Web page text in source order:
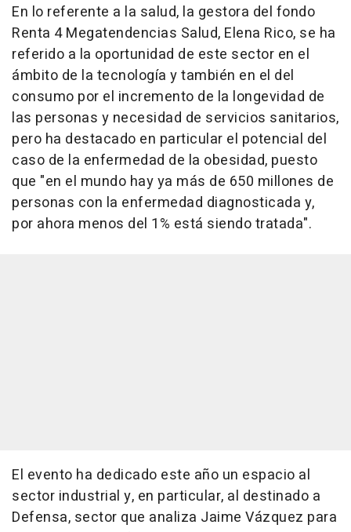
En lo referente a la salud, la gestora del fondo
Renta 4 Megatendencias Salud, Elena Rico, se ha
referido a la oportunidad de este sector en el
ámbito de la tecnología y también en el del
consumo por el incremento de la longevidad de
las personas y necesidad de servicios sanitarios,
pero ha destacado en particular el potencial del
caso de la enfermedad de la obesidad, puesto
que "en el mundo hay ya más de 650 millones de
personas con la enfermedad diagnosticada y,
por ahora menos del 1% está siendo tratada".
El evento ha dedicado este año un espacio al
sector industrial y, en particular, al destinado a
Defensa, sector que analiza Jaime Vázquez para